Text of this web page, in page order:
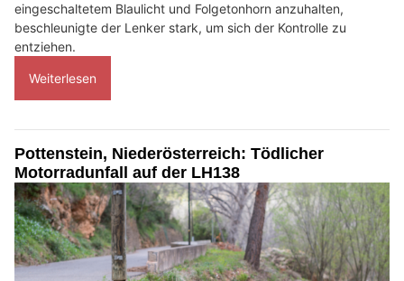
eingeschaltetem Blaulicht und Folgetonhorn anzuhalten,
beschleunigte der Lenker stark, um sich der Kontrolle zu
entziehen.
Weiterlesen
Pottenstein, Niederösterreich: Tödlicher
Motorradunfall auf der LH138